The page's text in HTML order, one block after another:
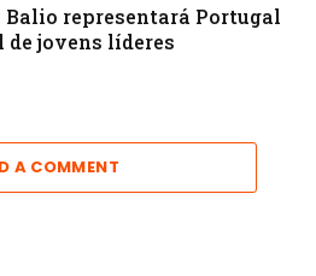
Balio representará Portugal
jovens líderes
A COMMENT